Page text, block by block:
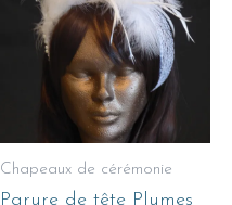
Chapeaux de cérémonie
Parure de tête Plumes